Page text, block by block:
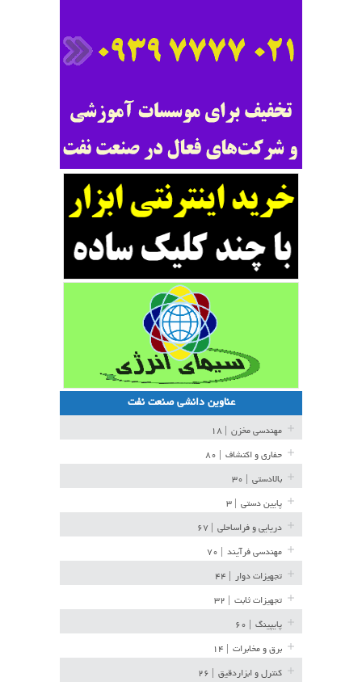
عناوین دانشی صنعت نفت
مهندسی مخزن
حفاری و اکتشاف
بالادستی
پایین دستی
دریایی و فراساحلی
مهندسی فرآیند
تجهیزات دوار
تجهیزات ثابت
پایپینگ
برق و مخابرات
کنترل و ابزاردقیق